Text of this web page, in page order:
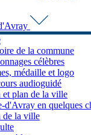
de la commune
célèbres
médaille et logo
audioguidé
et plan de la ville
d'Avray en quelques
de la ville